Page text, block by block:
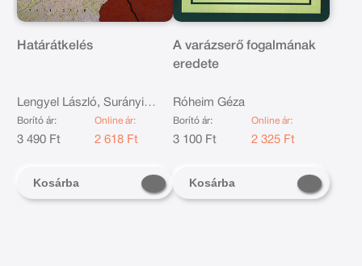
Határátkelés
Lengyel László, Surányi
György
Borító ár:
3 490 Ft
Online ár:
2 618 Ft
Kosárba
A varázserő fogalmának
eredete
Róheim Géza
Borító ár:
3 100 Ft
Online ár:
2 325 Ft
Kosárba